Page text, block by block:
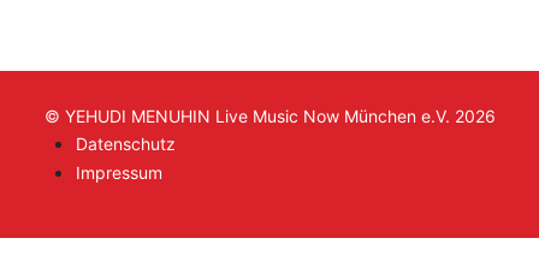
© YEHUDI MENUHIN Live Music Now München e.V. 2026
Datenschutz
Impressum